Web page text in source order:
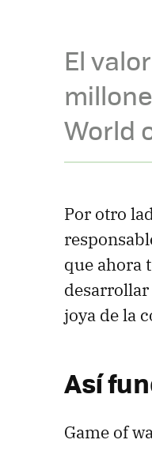
El
World
Por otro
que ahora
joya de la
Así
Game of